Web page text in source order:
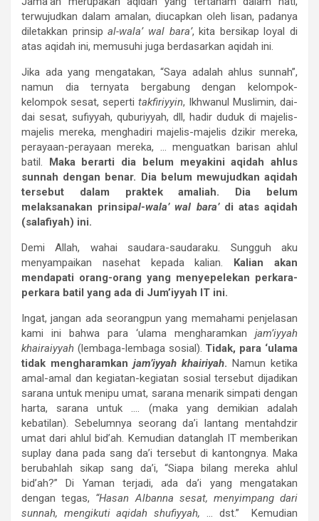
terwujudkan dalam amalan, diucapkan oleh lisan, padanya
diletakkan prinsipal-wala’ wal bara’, kita bersikap loyal di
atas aqidah ini, memusuhi juga berdasarkan aqidah ini.
Jika ada yang mengatakan, “Saya adalah ahlus sunnah”,
namun dia ternyata bergabung dengan kelompok-
kelompok sesat, seperti takfiriyyin, Ikhwanul Muslimin, dai-
dai sesat, sufiyyah, quburiyyah, dll, hadir duduk di majelis-
majelis mereka, menghadiri majelis-majelis dzikir mereka,
perayaan-perayaan mereka, … menguatkan barisan ahlul
batil.
Maka berarti dia belum meyakini aqidah ahlus
sunnah dengan benar. Dia belum mewujudkan aqidah
tersebut dalam praktek amaliah. Dia belum
melaksanakan prinsipal-wala’ wal bara’di atas aqidah
(salafiyah) ini.
Demi Allah, wahai saudara-saudaraku. Sungguh aku
menyampaikan nasehat kepada kalian.
Kalian akan
mendapati orang-orang yang menyepelekan perkara-
perkara batil yang ada di Jum’iyyah IT ini.
Ingat, jangan ada seorangpun yang memahami penjelasan
kami ini bahwa para ‘ulama mengharamkan jam’iyyah
khairaiyyah (lembaga-lembaga sosial). Tidak, para ‘ulama
tidak mengharamkan jam’iyyah khairiyah. Namun ketika
amal-amal dan kegiatan-kegiatan sosial tersebut dijadikan
sarana untuk menipu umat, sarana menarik simpati dengan
harta, sarana untuk …. (maka yang demikian adalah
kebatilan). Sebelumnya seorang da’i lantang mentahdzir
umat dari ahlul bid’ah. Kemudian datanglah IT memberikan
suplay dana pada sang da’i tersebut di kantongnya. Maka
berubahlah sikap sang da’i, “Siapa bilang mereka ahlul
bid’ah?” Di Yaman terjadi, ada da’i yang mengatakan
dengan tegas, “Hasan Albanna sesat, menyimpang dari
sunnah, mengikuti aqidah shufiyyah, … dst.” Kemudian